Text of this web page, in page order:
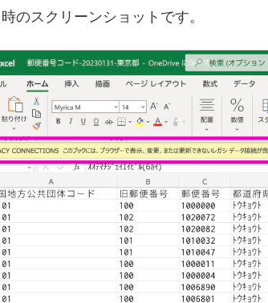
のスクリーンショットです。